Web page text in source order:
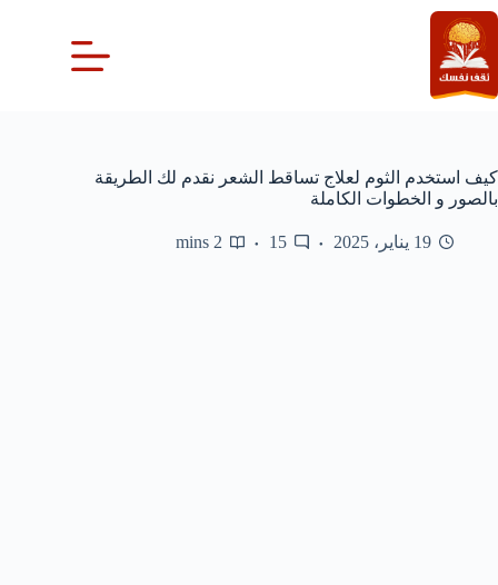
التجاوز
إلى
المحتوى
كيف استخدم الثوم لعلاج تساقط الشعر نقدم لك الطريقة
بالصور و الخطوات الكاملة
19 يناير، 2025 15
2 mins